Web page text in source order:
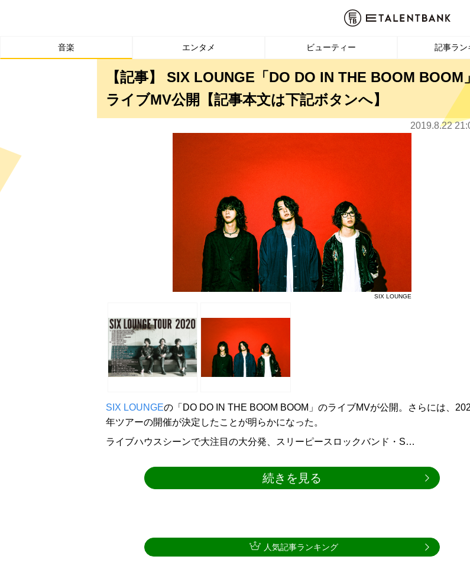
音楽 エンタメ ビューティー 記事ラン
【記事】 SIX LOUNGE「DO DO IN THE BOOM BOOM
ライブMV公開【記事本文は下記ボタンへ】
2019.8.22
SIX LOUNGE
SIX LOUNGEの「DO DO IN THE BOOM BOOM」のライブMVが公開。さらには、
年ツアーの開催が決定したことが明らかになった。
ライブハウスシーンで大注目の大分発、スリーピースロックバンド・S…
続きを見る
人気記事ランキング